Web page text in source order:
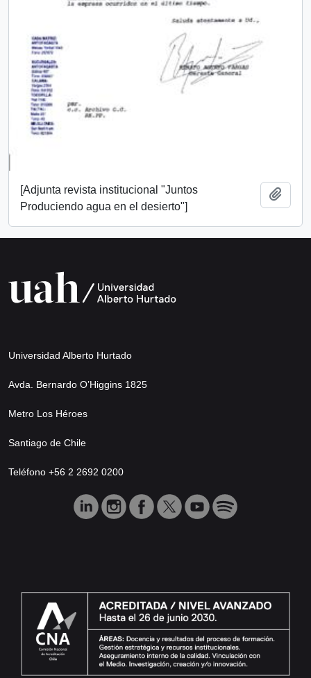
[Adjunta revista institucional "Juntos
Produciendo agua en el desierto"]
Universidad Alberto Hurtado
Avda. Bernardo O’Higgins 1825
Metro Los Héroes
Santiago de Chile
Teléfono +56 2 2692 0200